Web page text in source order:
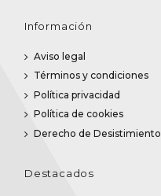
Información
Aviso legal
Términos y condiciones
Política privacidad
Política de cookies
Derecho de Desistimiento
Destacados